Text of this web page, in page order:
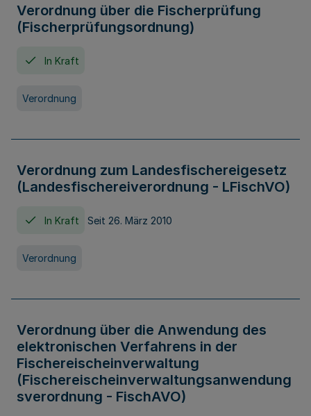
Verordnung über die Fischerprüfung
(Fischerprüfungsordnung)
In Kraft
Verordnung
Verordnung zum Landesfischereigesetz
(Landesfischereiverordnung - LFischVO)
In Kraft Seit 26. März 2010
Verordnung
Verordnung über die Anwendung des
elektronischen Verfahrens in der
Fischereischeinverwaltung
(Fischereischeinverwaltungsanwendung
sverordnung - FischAVO)